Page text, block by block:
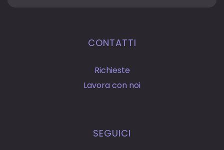
CONTATTI
Richieste
Lavora con noi
SEGUICI